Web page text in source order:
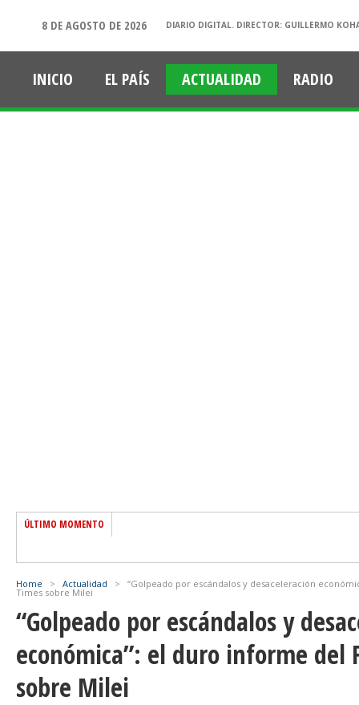
8 DE AGOSTO DE 2026 DIARIO DIGITAL. DIRECTOR: GUILLERMO
INICIO EL PAÍS ACTUALIDAD RADIO
ÚLTIMO MOMENTO
Home > Actualidad > “Golpeado por escándalos y desaceleración
Times sobre Milei
“Golpeado por escándalos y
económica”: el duro informe del
sobre Milei